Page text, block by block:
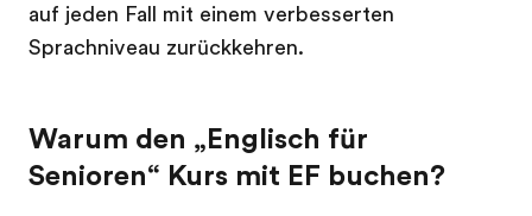
auf jeden Fall mit einem verbesserten
Sprachniveau zurückkehren.
Warum den „Englisch für
Senioren“ Kurs mit EF buchen?